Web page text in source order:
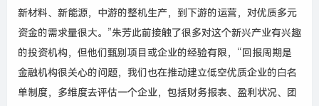
新材料、新能源，中游的整机生产，到下游的运营，对优质多元
资金的需求量很大。 ”朱芳此前接触了很多对这个新兴产业有兴趣
的投资机构，但他们甄别项目或企业的经验有限，“回报周期是
金融机构很关心的问题，我们也在推动建立低空优质企业的白名
单制度，多维度去评估一个企业，包括财务报表、盈利状况、团